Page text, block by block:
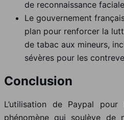
de reconnaissance
Le gouvernement
plan pour renforcer la
de tabac aux mineurs,
sévères pour les
Conclusion
L’utilisation de Paypal
phénomène qui soulève de